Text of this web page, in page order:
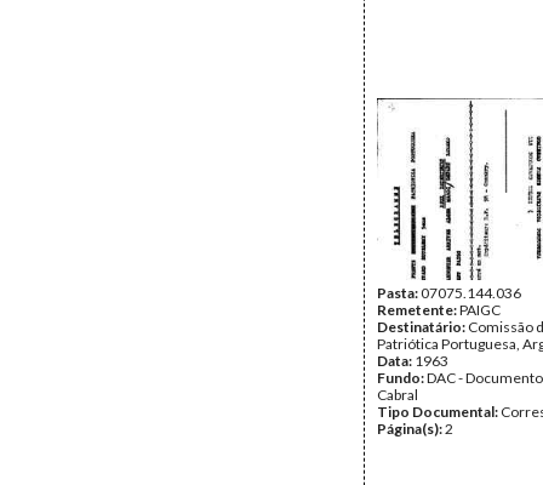
Pasta:07075.144.036
Remetente:PAIGC
Destinatário: Comissão
Patriótica Portuguesa,
Data: 1963
Fundo:DAC -
Cabral
Tipo Documental:
Página(s):2